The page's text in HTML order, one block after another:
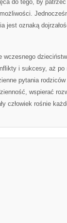
do tego, by
jest oznaką
wczesnego
i sukcesy, aż
pytania
wspierać
człowiek rośnie